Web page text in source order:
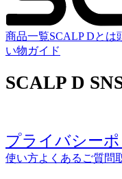
商品一覧SCALP Dとは
い物ガイド
SCALP D
プライバシー
使い方よくあるご質問